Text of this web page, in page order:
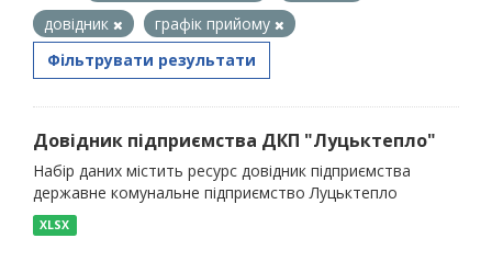
довідник
графік прийому
Фільтрувати результати
Довідник підприємства ДКП "Луцьктепло"
Набір даних містить ресурс довідник підприємства
державне комунальне підприємство Луцьктепло
XLSX